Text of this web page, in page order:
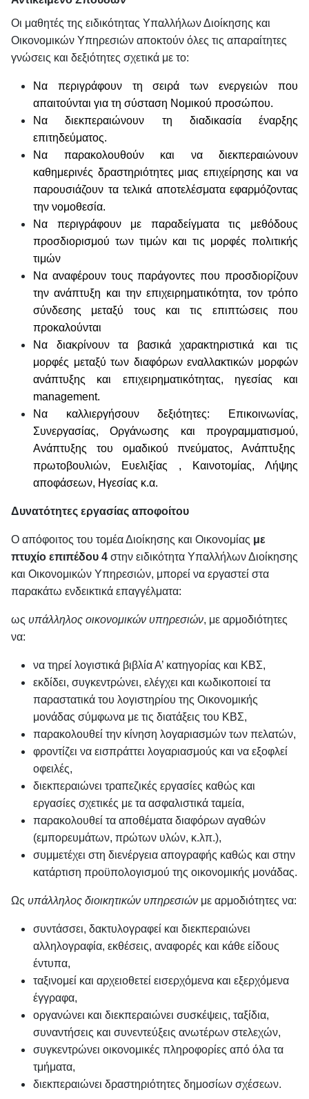
Οι μαθητές της ειδικότητας Υπαλλήλων Διοίκησης και
Οικονομικών Υπηρεσιών αποκτούν όλες τις απαραίτητες
γνώσεις και δεξιότητες σχετικά με το:
Να περιγράφουν τη σειρά των ενεργειών που
απαιτούνται για τη σύσταση Νομικού προσώπου.
Να διεκπεραιώνουν τη διαδικασία έναρξης
επιτηδεύματος.
Να παρακολουθούν και να διεκπεραιώνουν
καθημερινές δραστηριότητες μιας επιχείρησης και να
παρουσιάζουν τα τελικά αποτελέσματα εφαρμόζοντας
την νομοθεσία.
Να περιγράφουν με παραδείγματα τις μεθόδους
προσδιορισμού των τιμών και τις μορφές πολιτικής
τιμών
Να αναφέρουν τους παράγοντες που προσδιορίζουν
την ανάπτυξη και την επιχειρηματικότητα, τον τρόπο
σύνδεσης μεταξύ τους και τις επιπτώσεις που
προκαλούνται
Να διακρίνουν τα βασικά χαρακτηριστικά και τις
μορφές μεταξύ των διαφόρων εναλλακτικών μορφών
ανάπτυξης και επιχειρηματικότητας, ηγεσίας και
management.
Να καλλιεργήσουν δεξιότητες: Επικοινωνίας,
Συνεργασίας, Οργάνωσης και προγραμματισμού,
Ανάπτυξης του ομαδικού πνεύματος, Ανάπτυξης
πρωτοβουλιών, Ευελιξίας , Καινοτομίας, Λήψης
αποφάσεων, Ηγεσίας κ.α.
Δυνατότητες εργασίας αποφοίτου
Ο απόφοιτος του τομέα Διοίκησης και Οικονομίας με
πτυχίο επιπέδου 4 στην ειδικότητα Υπαλλήλων Διοίκησης
και Οικονομικών Υπηρεσιών, μπορεί να εργαστεί στα
παρακάτω ενδεικτικά επαγγέλματα:
ως υπάλληλος οικονομικών υπηρεσιών, με αρμοδιότητες
να:
να τηρεί λογιστικά βιβλία Α’ κατηγορίας και ΚΒΣ,
εκδίδει, συγκεντρώνει, ελέγχει και κωδικοποιεί τα
παραστατικά του λογιστηρίου της Οικονομικής
μονάδας σύμφωνα με τις διατάξεις του ΚΒΣ,
παρακολουθεί την κίνηση λογαριασμών των πελατών,
φροντίζει να εισπράττει λογαριασμούς και να εξοφλεί
οφειλές,
διεκπεραιώνει τραπεζικές εργασίες καθώς και
εργασίες σχετικές με τα ασφαλιστικά ταμεία,
παρακολουθεί τα αποθέματα διαφόρων αγαθών
(εμπορευμάτων, πρώτων υλών, κ.λπ.),
συμμετέχει στη διενέργεια απογραφής καθώς και στην
κατάρτιση προϋπολογισμού της οικονομικής μονάδας.
Ως υπάλληλος διοικητικών υπηρεσιών με αρμοδιότητες να:
συντάσσει, δακτυλογραφεί και διεκπεραιώνει
αλληλογραφία, εκθέσεις, αναφορές και κάθε είδους
έντυπα,
ταξινομεί και αρχειοθετεί εισερχόμενα και εξερχόμενα
έγγραφα,
οργανώνει και διεκπεραιώνει συσκέψεις, ταξίδια,
συναντήσεις και συνεντεύξεις ανωτέρων στελεχών,
συγκεντρώνει οικονομικές πληροφορίες από όλα τα
τμήματα,
διεκπεραιώνει δραστηριότητες δημοσίων σχέσεων.